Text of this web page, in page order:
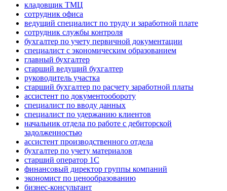
кладовщик ТМЦ
сотрудник офиса
ведущий специалист по труду и заработной плате
сотрудник службы контроля
бухгалтер по учету первичной документации
специалист с экономическим образованием
главный бухгалтер
старший ведущий бухгалтер
руководитель участка
старший бухгалтер по расчету заработной платы
ассистент по документообороту
специалист по вводу данных
специалист по удержанию клиентов
начальник отдела по работе с дебиторской
задолженностью
ассистент производственного отдела
бухгалтер по учету материалов
старший оператор 1С
финансовый директор группы компаний
экономист по ценообразованию
бизнес-консультант